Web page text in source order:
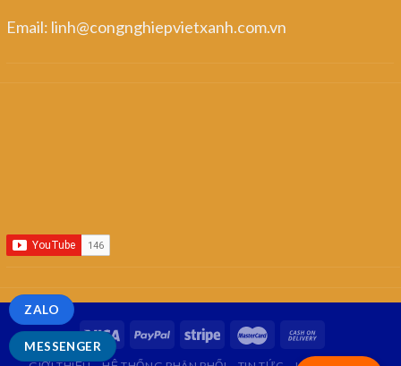
Email: linh@congnghiepvietxanh.com.vn
MESSENGER
ZALO